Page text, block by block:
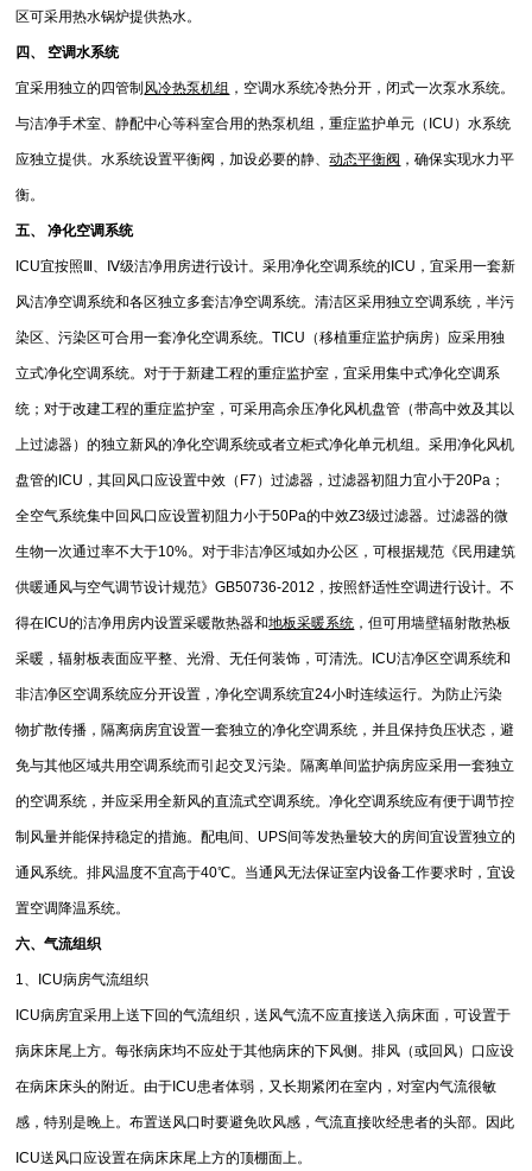
区可采用热水锅炉提供热水。
四、 空调水系统
宜采用独立的四管制 风冷热泵机组 ，空调水系统冷热分开，闭式一次泵水系统。
与洁净手术室、静配中心等科室合用的热泵机组，重症监护单元（ICU）水系统
应独立提供。水系统设置平衡阀，加设必要的静、动态平衡阀 ，确保实现水力平
衡。
五、 净化空调系统
ICU宜按照Ⅲ、Ⅳ级洁净用房进行设计。采用净化空调系统的ICU，宜采用一套新
风洁净空调系统和各区独立多套洁净空调系统。清洁区采用独立空调系统，半污
染区、污染区可合用一套净化空调系统。TICU（移植重症监护病房）应采用独
立式净化空调系统。对于于新建工程的重症监护室，宜采用集中式净化空调系
统；对于改建工程的重症监护室，可采用高余压净化风机盘管（带高中效及其以
上过滤器）的独立新风的净化空调系统或者立柜式净化单元机组。采用净化风机
盘管的ICU，其回风口应设置中效（F7）过滤器，过滤器初阻力宜小于20Pa；
全空气系统集中回风口应设置初阻力小于50Pa的中效Z3级过滤器。过滤器的微
生物一次通过率不大于10%。对于非洁净区域如办公区，可根据规范《民用建筑
供暖通风与空气调节设计规范》GB50736-2012，按照舒适性空调进行设计。不
得在ICU的洁净用房内设置采暖散热器和地板采暖系统 ，但可用墙壁辐射散热板
采暖，辐射板表面应平整、光滑、无任何装饰，可清洗。ICU洁净区空调系统和
非洁净区空调系统应分开设置，净化空调系统宜24小时连续运行。为防止污染
物扩散传播，隔离病房宜设置一套独立的净化空调系统，并且保持负压状态，避
免与其他区域共用空调系统而引起交叉污染。隔离单间监护病房应采用一套独立
的空调系统，并应采用全新风的直流式空调系统。净化空调系统应有便于调节控
制风量并能保持稳定的措施。配电间、UPS间等发热量较大的房间宜设置独立的
通风系统。排风温度不宜高于40℃。当通风无法保证室内设备工作要求时，宜设
置空调降温系统。
六、气流组织
1、ICU病房气流组织
ICU病房宜采用上送下回的气流组织，送风气流不应直接送入病床面，可设置于
病床床尾上方。每张病床均不应处于其他病床的下风侧。排风（或回风）口应设
在病床床头的附近。由于ICU患者体弱，又长期紧闭在室内，对室内气流很敏
感，特别是晚上。布置送风口时要避免吹风感，气流直接吹经患者的头部。因此
ICU送风口应设置在病床床尾上方的顶棚面上。